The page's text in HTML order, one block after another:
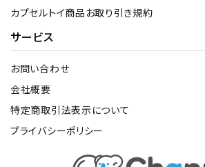
カプセルトイ商品お取り引き規約
サービス
お問い合わせ
会社概要
特定商取引法表示について
プライバシーポリシー